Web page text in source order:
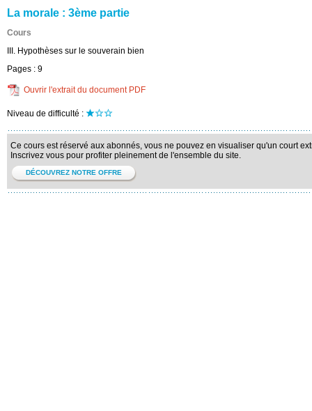
La morale : 3ème partie
Cours
III. Hypothèses sur le souverain bien
Pages : 9
Ouvrir l'extrait du document PDF
Niveau de difficulté :
Ce cours est réservé aux abonnés, vous ne pouvez en visualiser qu'un court
Inscrivez vous pour profiter pleinement de l'ensemble du site.
DÉCOUVREZ NOTRE OFFRE